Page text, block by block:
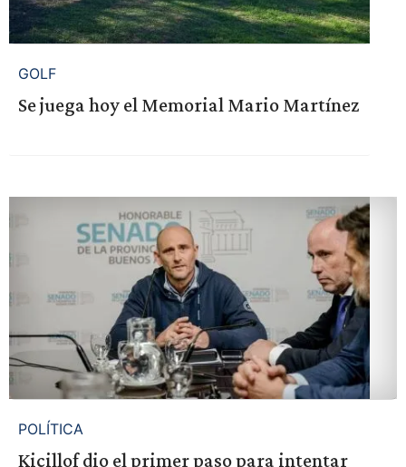
GOLF
Se juega hoy el Memorial Mario Martínez
POLÍTICA
Kicillof dio el primer paso para intentar